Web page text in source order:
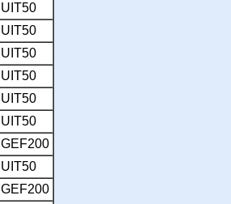
UIT50
UIT50
UIT50
UIT50
UIT50
UIT50
GEF200
UIT50
GEF200